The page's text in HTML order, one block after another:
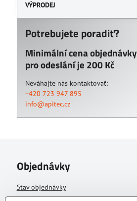
VÝPRODEJ
Potrebujete poradiť?
Minimální cena objednávky
pro odeslání je 200 Kč
Neváhajte nás kontaktovať:
+420 723 947 895
info@apitec.cz
Objednávky
Stav objednávky